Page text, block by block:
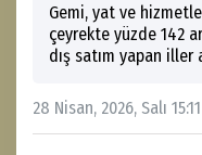
Gemi, yat ve
çeyrekte yüzde 142
dış satım yapan iller
28 Nisan, 2026, Salı 15:11